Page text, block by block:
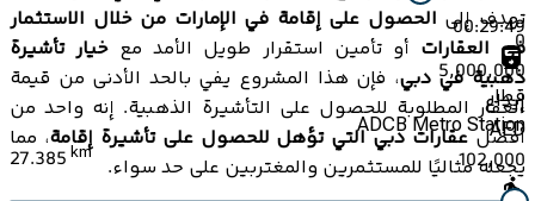
تهدف إلى الحصول على إقامة في الإمارات من خلال الاستثمار
في العقارات أو تأمين استقرار طويل الأمد مع خيار تأشيرة
ذهبية في دبي، فإن هذا المشروع يفي بالحد الأدنى من قيمة
العقار المطلوبة للحصول على التأشيرة الذهبية. إنه واحد من
أفضلعقارات دبي التي تؤهل للحصول على تأشيرة إقامة، مما
يجعله مثاليًا للمستثمرين والمغتربين على حد سواء.
00:29:49
قطار
ADCB Metro Station
27.385 km
0
5,000,000
إيداع
AED
102,000